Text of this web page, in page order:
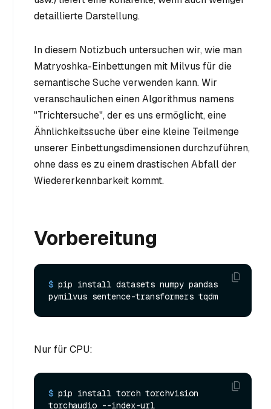
detaillierte Darstellung.
In diesem Notizbuch untersuchen wir, wie man
Matryoshka-Einbettungen mit Milvus für die
semantische Suche verwenden kann. Wir
veranschaulichen einen Algorithmus namens
"Trichtersuche", der es uns ermöglicht, eine
Ähnlichkeitssuche über eine kleine Teilmenge
unserer Einbettungsdimensionen durchzuführen,
ohne dass es zu einem drastischen Abfall der
Wiedererkennbarkeit kommt.
Vorbereitung
$ pip install datasets numpy pandas
pymilvus sentence-transformers tqdm
Nur für CPU:
$ pip install torch torchvision
torchaudio --index-url